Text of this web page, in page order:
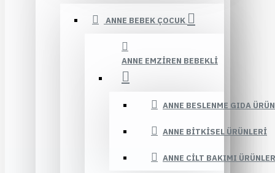
ANNE BEBEK ÇOCUK
ANNE EMZIREN BEBEKLI
ANNE BESLENME GIDA
ANNE BITKISEL ÜRÜNLERI
ANNE CILT BAKIMI